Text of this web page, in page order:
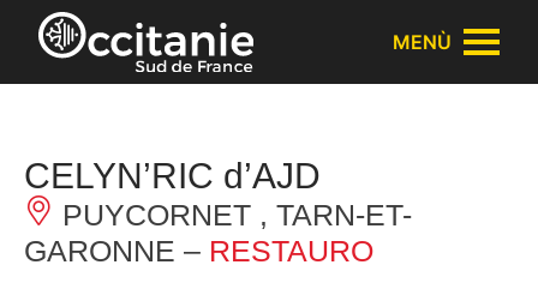
Pannello di gestione dei cookies
MENÙ
CELYN’RIC d’AJD
PUYCORNET , TARN-ET-
GARONNE – RESTAURO